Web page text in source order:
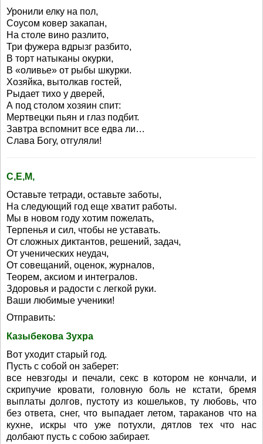
Уронили елку на пол,
Соусом ковер закапан,
На столе вино разлито,
Три фужера вдрызг разбито,
В торт натыканы окурки,
В «оливье» от рыбы шкурки.
Хозяйка, вытолкав гостей,
Рыдает тихо у дверей,
А под столом хозяин спит:
Мертвецки пьян и глаз подбит.
Завтра вспомнит все едва ли…
Слава Богу, отгуляли!
С,Е,М,
Оставьте тетради, оставьте заботы,
На следующий год еще хватит работы.
Мы в новом году хотим пожелать,
Терпенья и сил, чтобы не уставать.
От сложных диктантов, решений, задач,
От ученических неудач,
От совещаний, оценок, журналов,
Теорем, аксиом и интегралов.
Здоровья и радости с легкой руки.
Ваши любимые ученики!
Отправить:
Казыбекова Зухра
Вот уходит старый год.
Пусть с собой он заберет:
все невзгоды и печали, секс в котором не кончали, и
скрипучие кровати, головную боль не кстати, бремя
выплаты долгов, пустоту из кошельков, ту любовь, что
без ответа, снег, что выпадает летом, тараканов что на
кухне, искры что уже потухли, дятлов тех что нас
долбают пусть с собою забирает.